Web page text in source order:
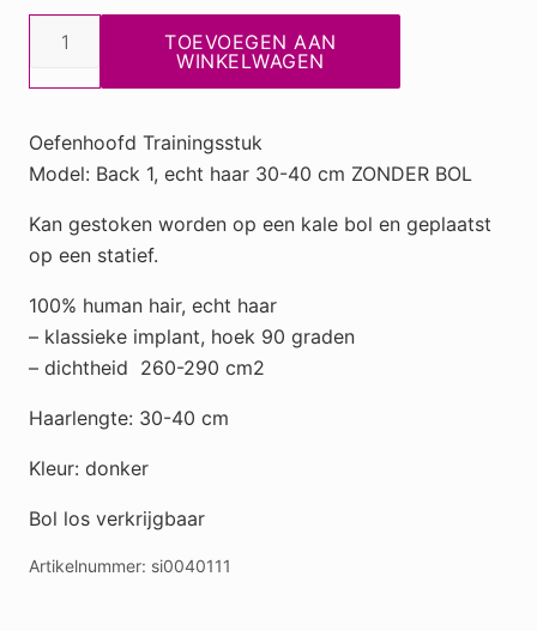
Oefenhoofd
Back
aantal
TOEVOEGEN AAN
WINKELWAGEN
Oefenhoofd Trainingsstuk
Model: Back 1, echt haar 30-40 cm ZONDER BOL
Kan gestoken worden op een kale bol en geplaatst
op een statief.
100% human hair, echt haar
– klassieke implant, hoek 90 graden
– dichtheid 260-290 cm2
Haarlengte: 30-40 cm
Kleur: donker
Bol los verkrijgbaar
Artikelnummer: si0040111